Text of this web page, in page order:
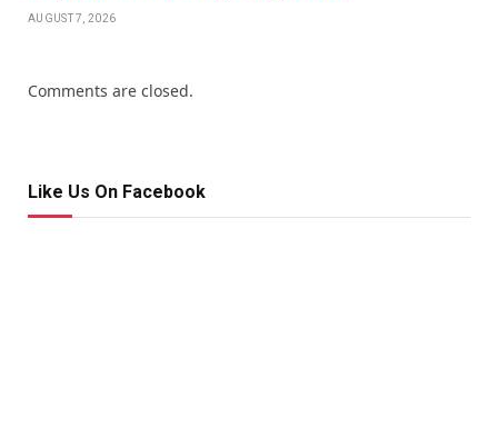
AUGUST 7, 2026
Comments are closed.
Like Us On Facebook